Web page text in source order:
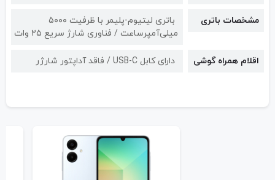
مشخصات باتری
باتری لیتیوم‌-پلیمر با ظرفیت ۵۰۰۰
میلی‌آمپرساعت / فناوری شارژ سریع ۲۵ وات
اقلام همراه گوشی دارای کابل USB-C / فاقد آداپتور شارژر